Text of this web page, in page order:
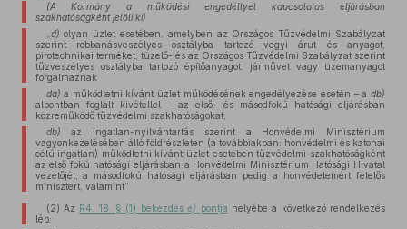
(A Kormány a működési engedéllyel kapcsolatos eljárásban
szakhatóságként jelöli ki)
d) olyan üzlet esetében, amelyben az Országos Tűzvédelmi Szabályzat
szerint robbanásveszélyes osztályba tartozó vegyi árut és anyagot,
pirotechnikai terméket, tüzelő- és az Országos Tűzvédelmi Szabályzat szerint
tűzveszélyes osztályba tartozó építőanyagot, járművet vagy üzemanyagot
forgalmaznak
da) a működtetni kívánt üzlet működésének engedélyezése esetén – a db)
alpontban foglalt kivétellel – az első- és másodfokú hatósági eljárásban
közreműködő tűzvédelmi szakhatóságokat,
db) az ingatlan-nyilvántartás szerint a Honvédelmi Minisztérium
vagyonkezelésében álló földrészleten (a továbbiakban: honvédelmi és katonai
célú ingatlan) működtetni kívánt üzlet esetében tűzvédelmi szakhatóságként
az első fokú hatósági eljárásban a Honvédelmi Minisztérium Hatósági Hivatal
vezetőjét, a másodfokú hatósági eljárásban pedig a honvédelemért felelős
minisztert, valamint”
(2) Az R4. 18. § (1) bekezdése) pontja helyébe a következő rendelkezés
lép: